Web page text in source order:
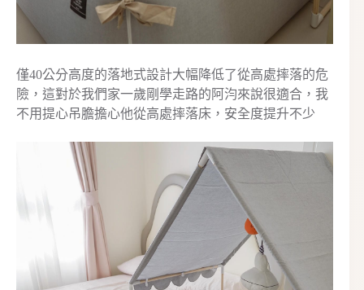
僅40公分高度的落地式設計大幅降低了從高處摔落的危
險，這對於我們家一歲剛學走路的阿汮來說很適合，我
不用提心吊膽擔心他從高處摔落床，安全度提升不少